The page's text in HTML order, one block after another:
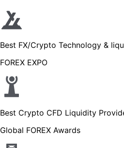
Best FX/Crypto Technology &
FOREX EXPO
Best Crypto CFD Liquidity
Global FOREX Awards